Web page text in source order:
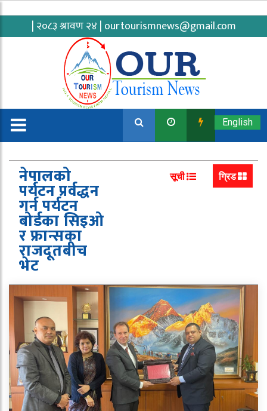
| २०८३ श्रावण २४ | ourtourismnews@gmail.com
English
नेपालको
पर्यटन प्रर्वद्धन
गर्न पर्यटन
बोर्डका सिइओ
र फ्रान्सका
राजदूतबीच
भेट
सूची ग्रिड